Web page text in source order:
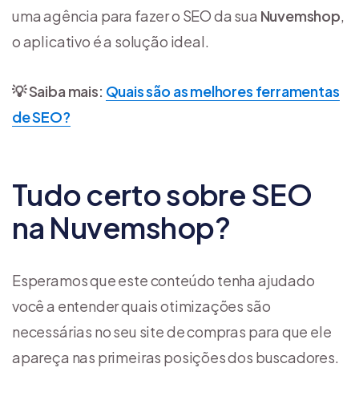
uma agência para fazer o SEO da sua Nuvemshop
o aplicativo é a solução ideal.
💡 Saiba mais: Quais são as melhores ferramentas
de SEO?
Tudo certo sobre SEO
na Nuvemshop?
Esperamos que este conteúdo tenha ajudado
você a entender quais otimizações são
necessárias no seu site de compras para que ele
apareça nas primeiras posições dos buscadores.